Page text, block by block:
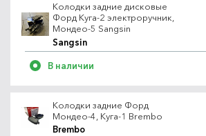
Колодки задние дисковые
Форд Куга-2 электроручник,
Мондео-5 Sangsin
Sangsin
В наличии
Колодки задние Форд
Мондео-4, Куга-1 Brembo
Brembo